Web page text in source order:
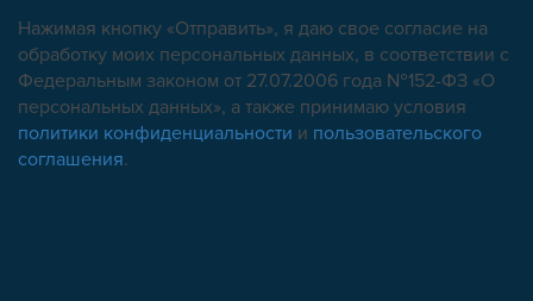
Нажимая кнопку «Отправить», я даю свое согласие на
обработку моих персональных данных, в соответствии с
Федеральным законом от 27.07.2006 года №152-ФЗ «О
персональных данных», а также принимаю условия
политики конфиденциальности и пользовательского
соглашения.